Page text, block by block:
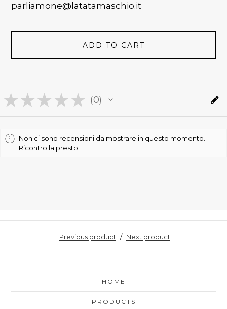
parliamone@latatamaschio.it
ADD TO CART
★ ★ ★ ★ ★ 0
0
Non ci sono recensioni da mostrare in questo momento.
Ricontrolla presto!
Previous product Next product
HOME
PRODUCTS